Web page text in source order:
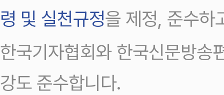
령 및 실천규정을 제정, 준수하
한국기자협회와 한국신문방송
강도 준수합니다.